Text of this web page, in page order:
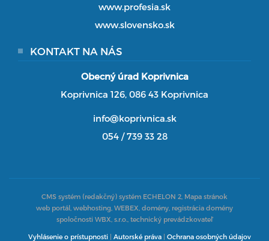
www.profesia.sk
www.slovensko.sk
KONTAKT NA NÁS
Obecný úrad Koprivnica
Koprivnica 126, 086 43 Koprivnica
info@koprivnica.sk
054 / 739 33 28
CMS systém (redakčný) systém ECHELON 2, Mapa stránok
web portál, webhosting, WEBEX, domény, registrácia domény
spoločnosti WBX, s.r.o., technický prevádzkovateľ
Vyhlásenie o prístupnosti | Autorské práva | Ochrana osobných údajov